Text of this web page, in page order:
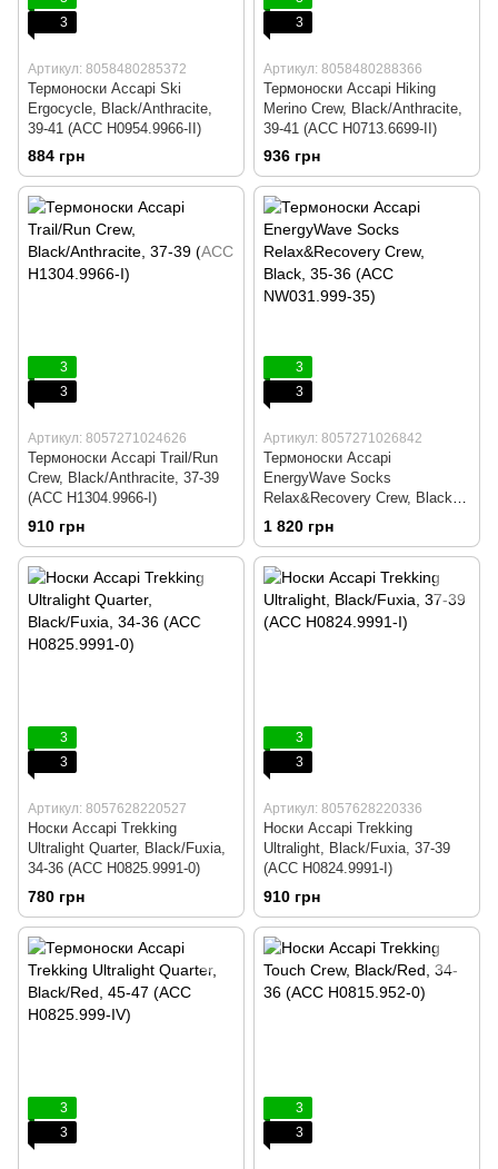
3
Артикул: 8058480285372
Термоноски Accapi Ski
Ergocycle, Black/Anthracite,
39-41 (ACC H0954.9966-II)
884 грн
3
Артикул: 8058480288366
Термоноски Accapi Hiking
Merino Crew, Black/Anthracite,
39-41 (ACC H0713.6699-II)
936 грн
3
3
Артикул: 8057271024626
Термоноски Accapi Trail/Run
Crew, Black/Anthracite, 37-39
(ACC H1304.9966-I)
910 грн
3
3
Артикул: 8057271026842
Термоноски Accapi
EnergyWave Socks
Relax&Recovery Crew, Black,
35-36 (ACC NW031.999-35)
1 820 грн
3
3
Артикул: 8057628220527
Носки Accapi Trekking
Ultralight Quarter, Black/Fuxia,
34-36 (ACC H0825.9991-0)
780 грн
3
3
Артикул: 8057628220336
Носки Accapi Trekking
Ultralight, Black/Fuxia, 37-39
(ACC H0824.9991-I)
910 грн
3
3
3
3